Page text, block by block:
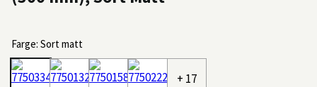
Farge: Sort matt
+ 17